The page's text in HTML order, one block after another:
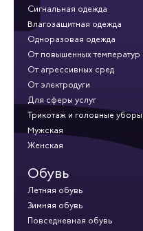
Сигнальная одежда
Влагозащитная одежда
Одноразовая одежда
От повышенных температур
От агрессивных сред
От электродуги
Для сферы услуг
Трикотаж и головные уборы
Мужская
Женская
Обувь
Летняя обувь
Зимняя обувь
Повседневная обувь